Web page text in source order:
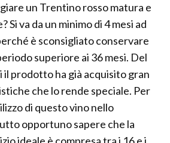
un Trentino rosso matura e
Si va da un minimo di 4 mesi ad
è sconsigliato conservare
superiore ai 36 mesi. Del
il prodotto ha già acquisito gran
che lo rende speciale. Per
di questo vino nello
opportuno sapere che la